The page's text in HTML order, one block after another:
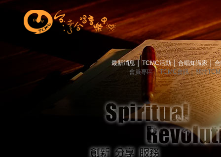
最新消息 TCMC活動│ 合唱知識家│
會員專區│ TCMC會訊│ 關於